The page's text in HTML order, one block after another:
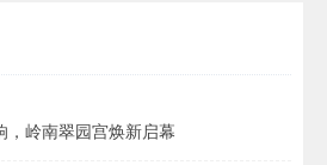
，岭南翠园宫焕新启幕